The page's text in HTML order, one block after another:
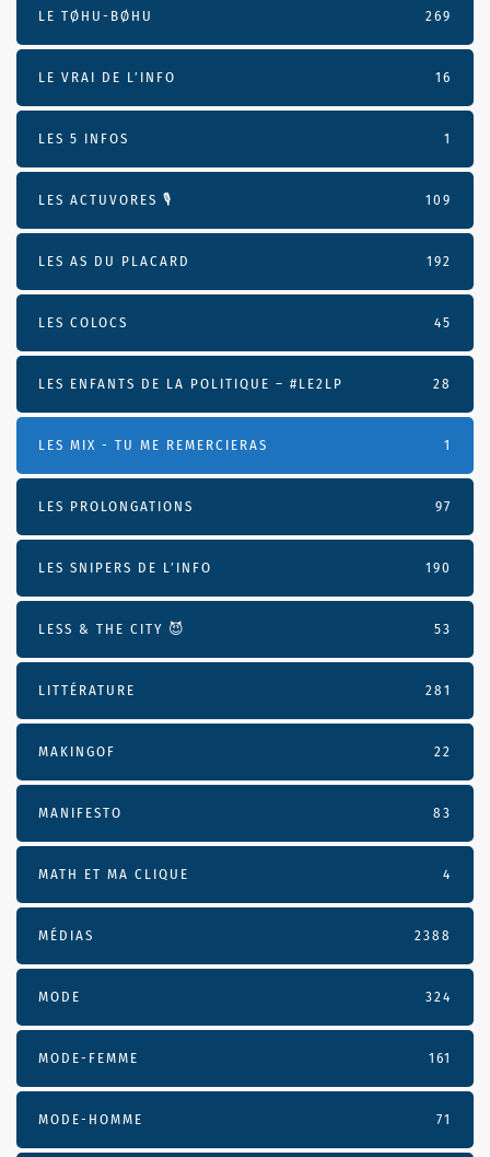
LE TØHU-BØHU 269
LE VRAI DE L’INFO 16
LES 5 INFOS 1
LES ACTUVORES 🎙 109
LES AS DU PLACARD 192
LES COLOCS 45
LES ENFANTS DE LA POLITIQUE – #LE2LP 28
LES MIX - TU ME REMERCIERAS 1
LES PROLONGATIONS 97
LES SNIPERS DE L’INFO 190
LESS & THE CITY 😈 53
LITTÉRATURE 281
MAKINGOF 22
MANIFESTO 83
MATH ET MA CLIQUE 4
MÉDIAS 2388
MODE 324
MODE-FEMME 161
MODE-HOMME 71